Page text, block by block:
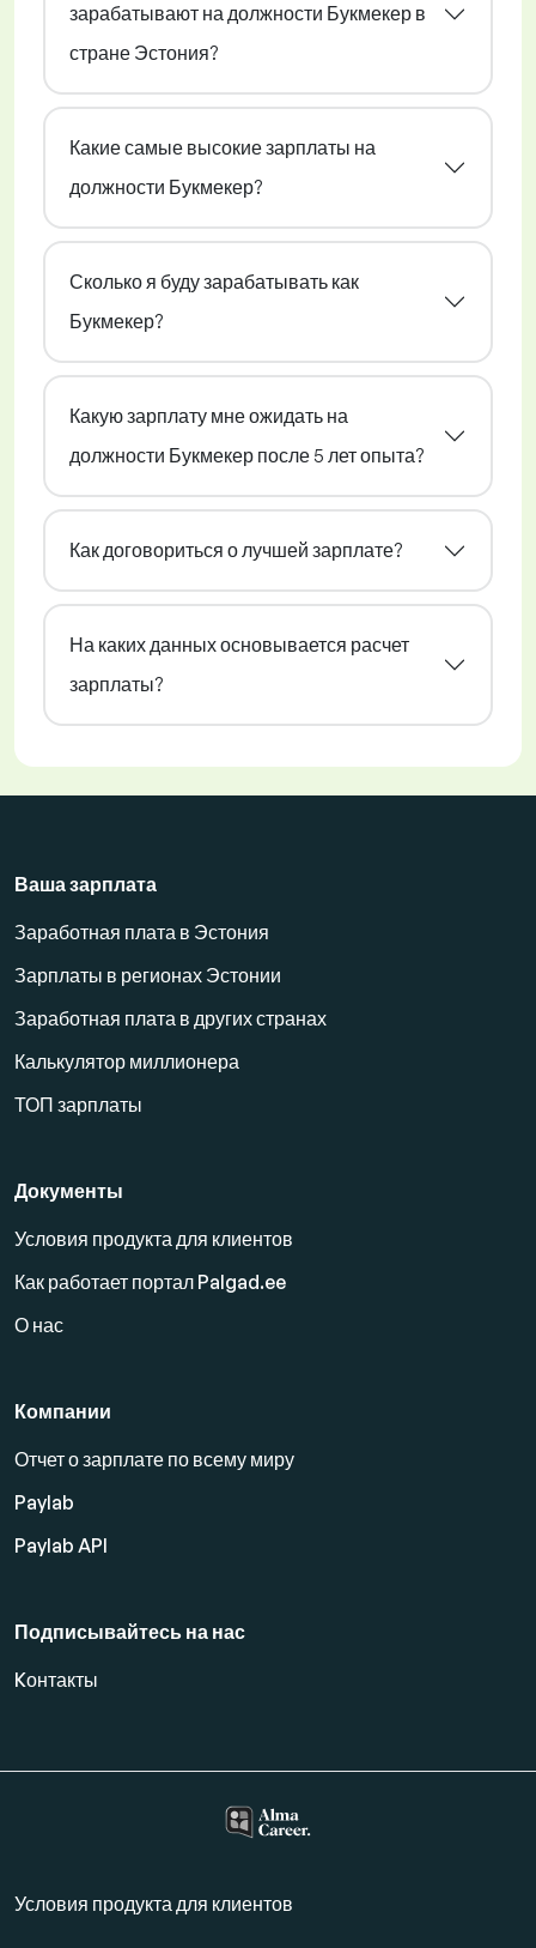
зарабатывают на должности Букмекер в
стране Эстония?
Какие самые высокие зарплаты на
должности Букмекер?
Сколько я буду зарабатывать как
Букмекер?
Какую зарплату мне ожидать на
должности Букмекер после 5 лет опыта?
Как договориться о лучшей зарплате?
На каких данных основывается расчет
зарплаты?
Ваша зарплата
Заработная плата в Эстония
Зарплаты в регионах Эстонии
Заработная плата в других странах
Калькулятор миллионера
ТОП зарплаты
Документы
Условия продукта для клиентов
Как работает портал Palgad.ee
О нас
Компании
Отчет о зарплате по всему миру
Paylab
Paylab API
Подписывайтесь на нас
Kонтакты
Условия продукта для клиентов